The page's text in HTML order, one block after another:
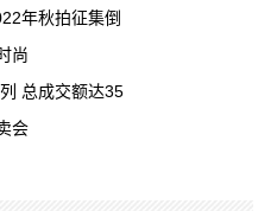
年秋拍征集倒
尚
总成交额达35
会